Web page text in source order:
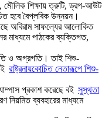
মৌলিক শিক্ষায় ত্রুটি, ড্রপ-আউট
হবে বৈপ্লবিক উন্নয়ন।
অবিরাম সাফল্যের আলোকিত
মাধ্যমে পাঠকের ব্যক্তিগত,
ও অগ্রগতি। তাই শিশু-
রাষ্ট্রনায়কোচিত নেতারূপে শিশু-
প্রকাশ করেছে বই সুস্থতা
ব্যবহারের মাধ্যমে